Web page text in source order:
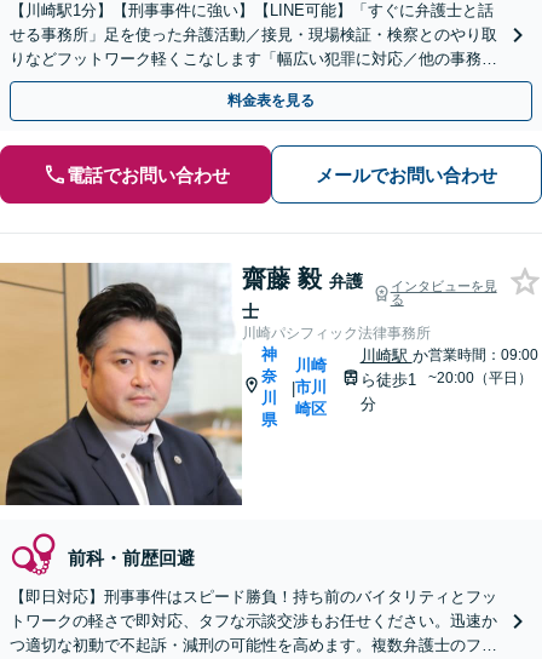
【川崎駅1分】【刑事事件に強い】【LINE可能】「すぐに弁護士と話
せる事務所」足を使った弁護活動／接見・現場検証・検察とのやり取
りなどフットワーク軽くこなします「幅広い犯罪に対応／他の事務所
で断られた事件もご相談を」【休日・夜間相談可】
料金表を見る
電話でお問い合わせ メールでお問い合わせ
齋藤 毅 弁護
士
インタビューを見
る
川崎パシフィック法律事務所
神
奈
川
県
|
川崎
市川
崎区
川崎駅 か
ら徒歩1
分
営業時間：09:00
~20:00（平日）
前科・前歴回避
【即日対応】刑事事件はスピード勝負！持ち前のバイタリティとフッ
トワークの軽さで即対応、タフな示談交渉もお任せください。迅速か
つ適切な初動で不起訴・減刑の可能性を高めます。複数弁護士のフォ